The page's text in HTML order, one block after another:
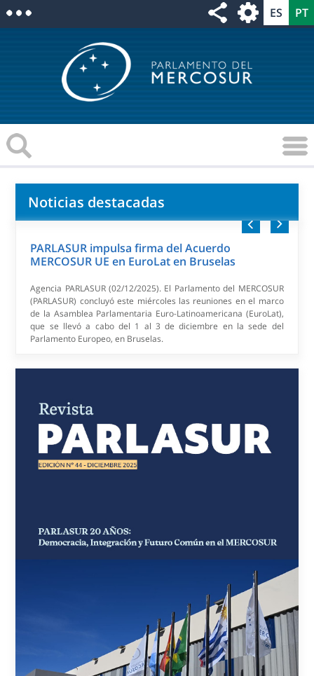
Noticias destacadas
explotación y desigualdades en sistemas de IA
Agencia PARLASUR/Visitante Voluntario (19/11/2025). Este lunes
17 de noviembre, tras la Sesión Ordinaria del Parlamento del
MERCOSUR (PARLASUR), se realizó el Conversatorio "Inteligencia